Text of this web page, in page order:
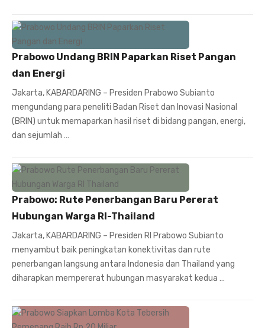
Prabowo Undang BRIN Paparkan Riset Pangan
dan Energi
Jakarta, KABARDARING – Presiden Prabowo Subianto
mengundang para peneliti Badan Riset dan Inovasi Nasional
(BRIN) untuk memaparkan hasil riset di bidang pangan, energi,
dan sejumlah …
Prabowo: Rute Penerbangan Baru Pererat
Hubungan Warga RI-Thailand
Jakarta, KABARDARING – Presiden RI Prabowo Subianto
menyambut baik peningkatan konektivitas dan rute
penerbangan langsung antara Indonesia dan Thailand yang
diharapkan mempererat hubungan masyarakat kedua …